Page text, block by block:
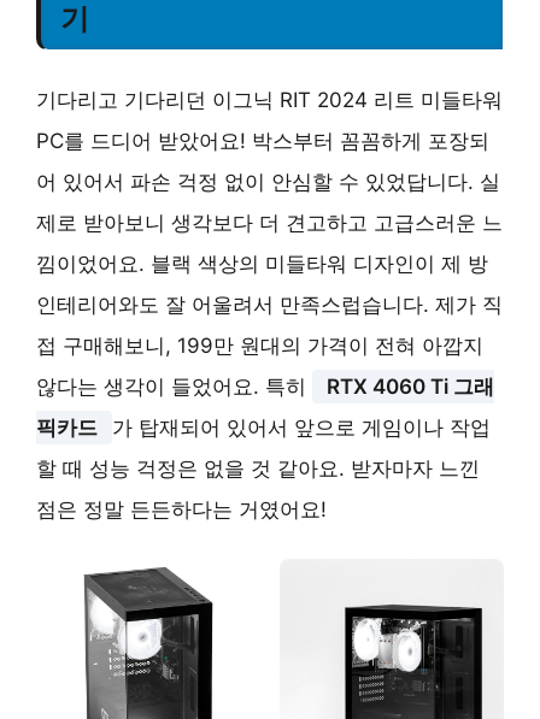
기
기다리고 기다리던 이그닉 RIT 2024 리트 미들타워
PC를 드디어 받았어요! 박스부터 꼼꼼하게 포장되
어 있어서 파손 걱정 없이 안심할 수 있었답니다. 실
제로 받아보니 생각보다 더 견고하고 고급스러운 느
낌이었어요. 블랙 색상의 미들타워 디자인이 제 방
인테리어와도 잘 어울려서 만족스럽습니다. 제가 직
접 구매해보니, 199만 원대의 가격이 전혀 아깝지
않다는 생각이 들었어요. 특히
RTX 4060 Ti 그래
픽카드
가 탑재되어 있어서 앞으로 게임이나 작업
할 때 성능 걱정은 없을 것 같아요. 받자마자 느낀
점은 정말 든든하다는 거였어요!